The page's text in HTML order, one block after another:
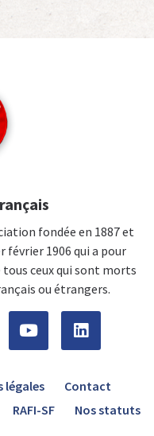
fondée en 1887 et
février 1906 qui a pour
ceux qui sont morts
ou étrangers.
légales
Contact
RAFI-SF Nos statuts